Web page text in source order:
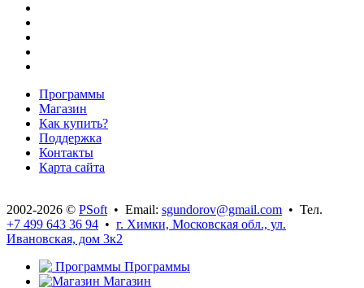
Программы
Магазин
Как купить?
Поддержка
Контакты
Карта сайта
2002-2026 © PSoft • Email: sgundorov@gmail.com • Тел.
+7 499 643 36 94 • г. Химки, Московская обл., ул.
Ивановская, дом 3к2
Программы
Магазин